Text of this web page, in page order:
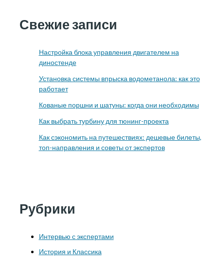
Свежие записи
Настройка блока управления двигателем на
диностенде
Установка системы впрыска водометанола: как это
работает
Кованые поршни и шатуны: когда они необходимы
Как выбрать турбину для тюнинг-проекта
Как сэкономить на путешествиях: дешевые билеты,
топ-направления и советы от экспертов
Рубрики
Интервью с экспертами
История и Классика